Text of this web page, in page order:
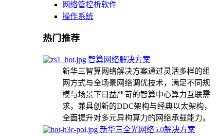
网络管控析软件
操作系统
热门推荐
智算网络解决方案
新华三智算网络解决方案通过灵活多样的组
网方式与全场景网络调优技术，满足不同规
模与场景下日益严苛的智算中心算力互联需
求，兼具创新的DDC架构与经典以太架构，
全面提升对多元异构算力的网络承载能力。
新华三全光网络5.0解决方案